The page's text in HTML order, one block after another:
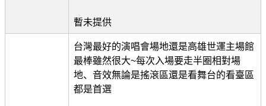
暫未提供
台灣最好的演唱會場地還是高雄世運主場館
最棒雖然很大~每次入場要走半圈相對場
地、音效無論是搖滾區還是看舞台的看臺區
都是首選